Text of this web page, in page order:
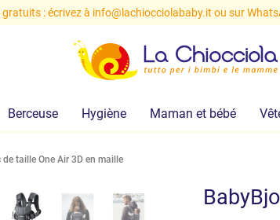
gratuits : écrivez à info@lachiocciolababy.it ou sur
Berceuse Hygiène Maman et bébé
taille One Air 3D en maille